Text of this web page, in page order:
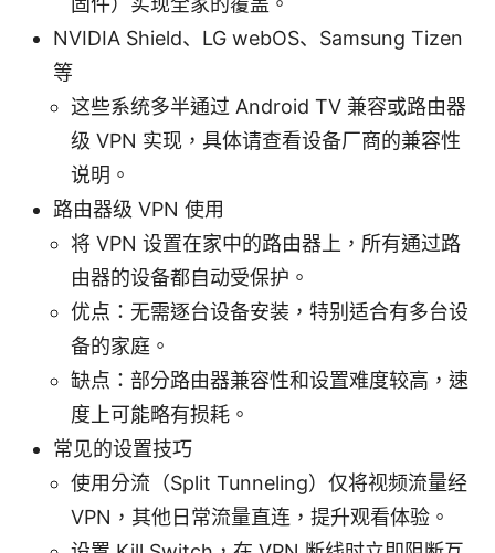
NVIDIA Shield、LG webOS、Samsung Tizen
等
这些系统多半通过 Android TV 兼容或路由器
级 VPN 实现，具体请查看设备厂商的兼容性
说明。
路由器级 VPN 使用
将 VPN 设置在家中的路由器上，所有通过路
由器的设备都自动受保护。
优点：无需逐台设备安装，特别适合有多台设
备的家庭。
缺点：部分路由器兼容性和设置难度较高，速
度上可能略有损耗。
常见的设置技巧
使用分流（Split Tunneling）仅将视频流量经
VPN，其他日常流量直连，提升观看体验。